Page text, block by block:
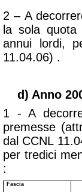
2 – A
la sola
annui lordi,
11.04.06) .
d) Anno
1 - A
premesse
dal CCNL
per tredici
:
Fascia